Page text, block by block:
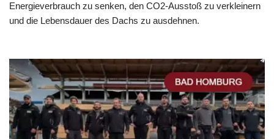
Energieverbrauch zu senken, den CO2-Ausstoß zu verkleinern
und die Lebensdauer des Dachs zu ausdehnen.